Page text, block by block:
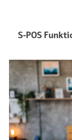
S-POS